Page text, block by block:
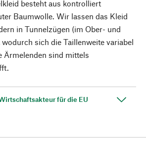
besteht aus kontrolliert
Baumwolle. Wir lassen das Kleid
in Tunnelzügen (im Ober- und
sich die Taillenweite variabel
Ärmelenden sind mittels
für die EU